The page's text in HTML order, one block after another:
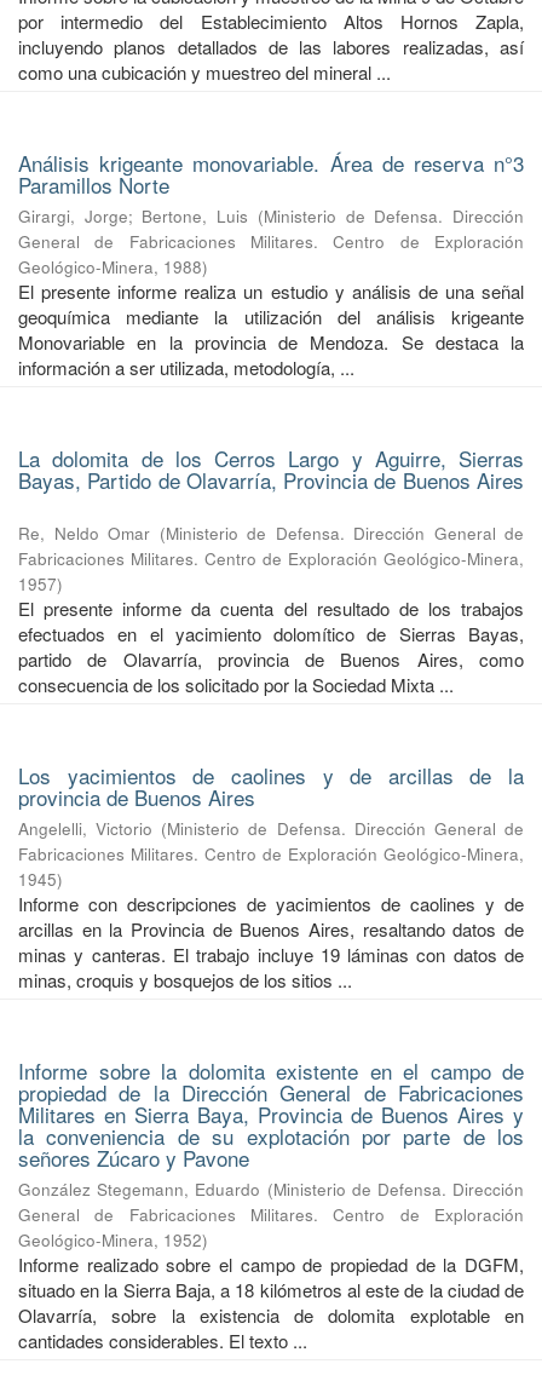
por intermedio del Establecimiento Altos Hornos Zapla,
incluyendo planos detallados de las labores realizadas, así
como una cubicación y muestreo del mineral ...
Análisis krigeante monovariable. Área de reserva n°3
Paramillos Norte
Girargi, Jorge; Bertone, Luis (Ministerio de Defensa. Dirección
General de Fabricaciones Militares. Centro de Exploración
Geológico-Minera, 1988)
El presente informe realiza un estudio y análisis de una señal
geoquímica mediante la utilización del análisis krigeante
Monovariable en la provincia de Mendoza. Se destaca la
información a ser utilizada, metodología, ...
La dolomita de los Cerros Largo y Aguirre, Sierras
Bayas, Partido de Olavarría, Provincia de Buenos Aires
Re, Neldo Omar (Ministerio de Defensa. Dirección General de
Fabricaciones Militares. Centro de Exploración Geológico-Minera,
1957)
El presente informe da cuenta del resultado de los trabajos
efectuados en el yacimiento dolomítico de Sierras Bayas,
partido de Olavarría, provincia de Buenos Aires, como
consecuencia de los solicitado por la Sociedad Mixta ...
Los yacimientos de caolines y de arcillas de la
provincia de Buenos Aires
Angelelli, Victorio (Ministerio de Defensa. Dirección General de
Fabricaciones Militares. Centro de Exploración Geológico-Minera,
1945)
Informe con descripciones de yacimientos de caolines y de
arcillas en la Provincia de Buenos Aires, resaltando datos de
minas y canteras. El trabajo incluye 19 láminas con datos de
minas, croquis y bosquejos de los sitios ...
Informe sobre la dolomita existente en el campo de
propiedad de la Dirección General de Fabricaciones
Militares en Sierra Baya, Provincia de Buenos Aires y
la conveniencia de su explotación por parte de los
señores Zúcaro y Pavone
González Stegemann, Eduardo (Ministerio de Defensa. Dirección
General de Fabricaciones Militares. Centro de Exploración
Geológico-Minera, 1952)
Informe realizado sobre el campo de propiedad de la DGFM,
situado en la Sierra Baja, a 18 kilómetros al este de la ciudad de
Olavarría, sobre la existencia de dolomita explotable en
cantidades considerables. El texto ...